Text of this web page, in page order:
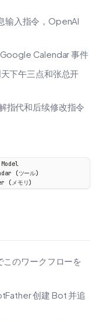
输入指令，OpenAI
Calendar 事件
下午三点和张总开
指代和后续修改指令
(ツール)
(メモリ)
このワークフローを
创建 Bot 并追